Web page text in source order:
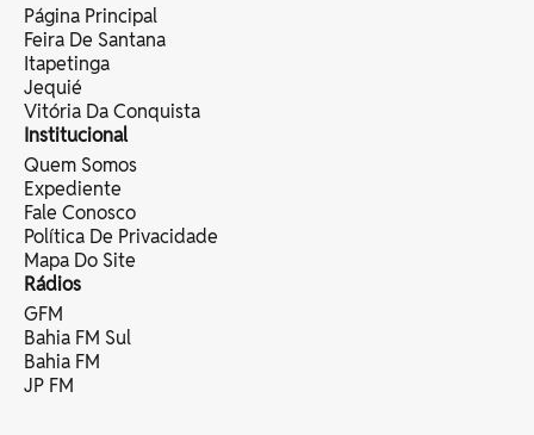
Página Principal
Feira De Santana
Itapetinga
Jequié
Vitória Da Conquista
Institucional
Quem Somos
Expediente
Fale Conosco
Política De Privacidade
Mapa Do Site
Rádios
GFM
Bahia FM Sul
Bahia FM
JP FM